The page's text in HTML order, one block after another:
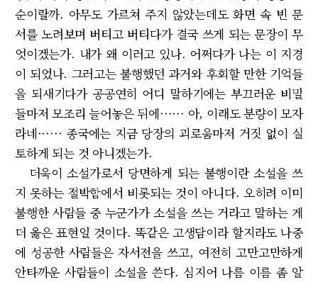
순이랄까. 아무도 가르쳐 주지 않았는데도 화면 속 빈 문
서를 노려보며 버티고 버티다가 결국 쓰게 되는 문장이 무
엇이겠는가. 내가 왜 이러고 있나. 어쩌다가 나는 이 지경
이 되었나. 그러고는 불행했던 과거와 후회할 만한 기억들
을 되새기다가 공공연히 어디 말하기에는 부끄러운 비밀
들마저 모조리 늘어놓은 뒤에······ 아, 이래도 분량이 모자
라네······ 종국에는 지금 당장의 괴로움마저 거짓 없이 실
토하게 되는 것 아니겠는가.
더욱이 소설가로서 당면하게 되는 불행이란 소설을 쓰
지 못하는 절박함에서 비롯되는 것이 아니다. 오히려 이미
불행한 사람들 중 누군가가 소설을 쓰는 거라고 말하는 게
더 옳은 표현일 것이다. 똑같은 고생담이라 할지라도 나중
에 성공한 사람들은 자서전을 쓰고, 여전히 고만고만하게
안타까운 사람들이 소설을 쓴다. 심지어 나름 이름 좀 알